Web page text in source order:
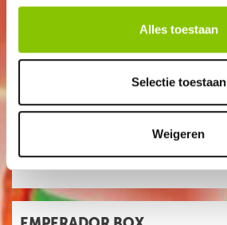
Alles toestaan
Selectie toestaan
Weigeren